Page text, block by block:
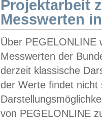
Projektarbeit
Messwerten
Über PEGELONLINE
Messwerten der
derzeit klassische
der Werte findet
von PEGELONLINE